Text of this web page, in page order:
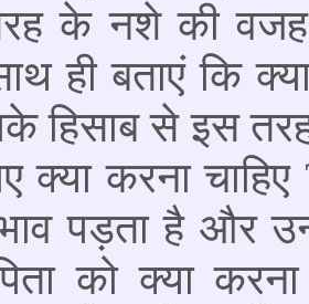
के नशे की
ही बताएं कि
हिसाब से इस
क्या करना
पड़ता है और
को क्या